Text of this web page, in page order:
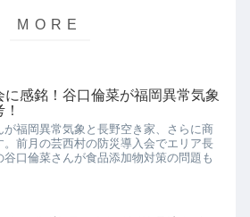
感銘！谷口倫菜が福岡異常気象
福岡異常気象と長野空き家、さらに商
前月の芸西村の防災導入会でエリア長
口倫菜さんが食品添加物対策の問題も